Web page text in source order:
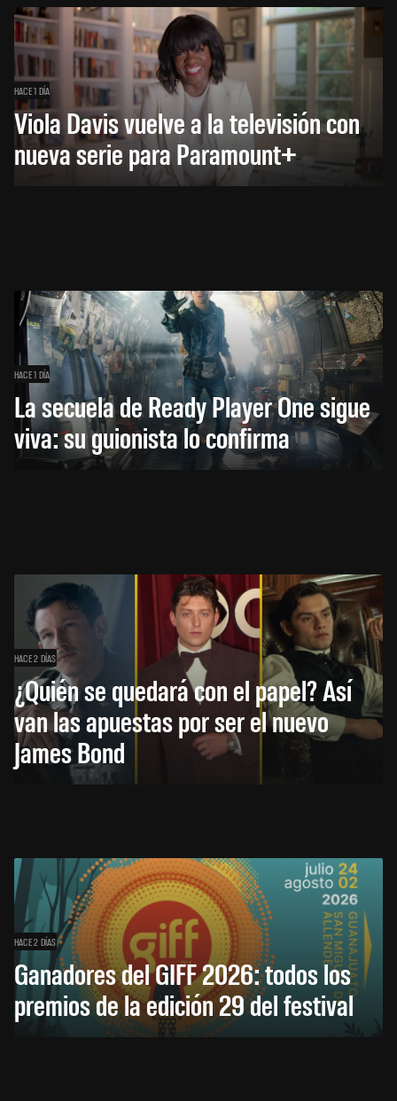
HACE 1 DÍA
Viola Davis vuelve a la televisión con
nueva serie para Paramount+
HACE 1 DÍA
La secuela de Ready Player One sigue
viva: su guionista lo confirma
HACE 2 DÍAS
¿Quién se quedará con el papel? Así
van las apuestas por ser el nuevo
James Bond
HACE 2 DÍAS
Ganadores del GIFF 2026: todos los
premios de la edición 29 del festival